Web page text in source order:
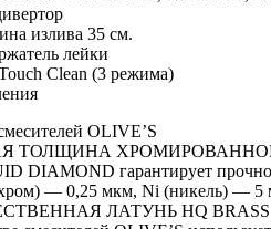
излива 35 см.
лейки
Clean (3 режима)
OLIVE’S
ТОЛЩИНА
DIAMOND гарантирует
— 0,25 мкм, Ni (никель) — 5
ЛАТУНЬ HQ BRASS